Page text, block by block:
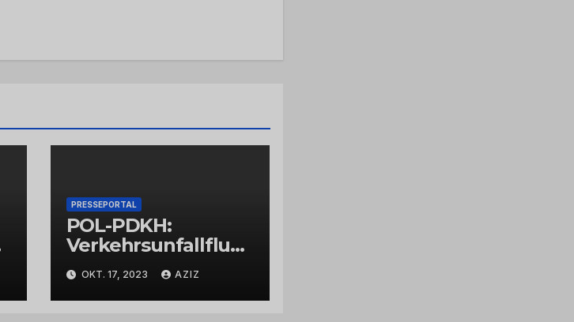
PRESSEPORTAL
POL-PDKH:
Verkehrsunfallfluch
t nach
Abbiegevorgang
OKT. 17, 2023 AZIZ